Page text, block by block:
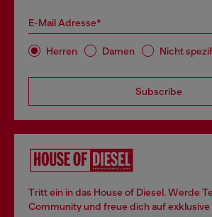
E-Mail Adresse*
Herren Damen Nicht
Subscribe
Tritt ein in das House of Diesel. Werde
Community und freue dich auf exklusive